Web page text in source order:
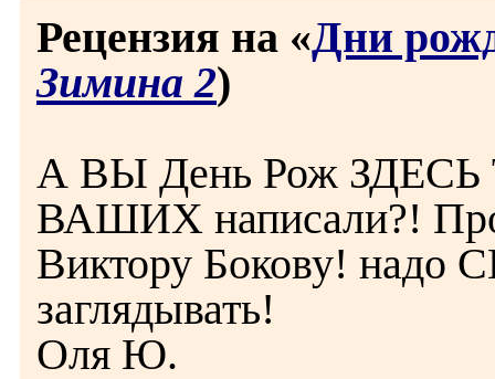
Рецензия на «Дни
Зимина 2)
А ВЫ День Рож
ВАШИХ написали?!
Виктору Бокову!
заглядывать!
Оля Ю.